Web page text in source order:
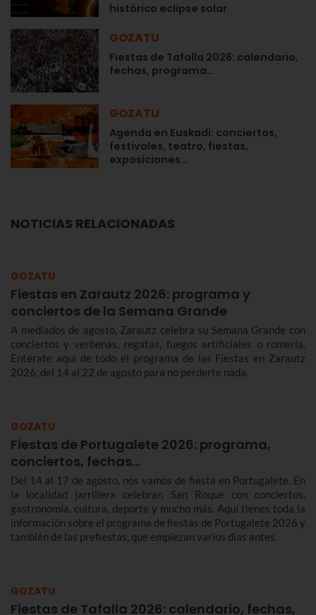
histórico eclipse solar
GOZATU
Fiestas de Tafalla 2026: calendario,
fechas, programa…
GOZATU
Agenda en Euskadi: conciertos,
festivales, teatro, fiestas,
exposiciones…
NOTICIAS RELACIONADAS
GOZATU
Fiestas en Zarautz 2026: programa y
conciertos de la Semana Grande
A mediados de agosto, Zarautz celebra su Semana Grande con
conciertos y verbenas, regatas, fuegos artificiales o romería.
Entérate aquí de todo el programa de las Fiestas en Zarautz
2026, del 14 al 22 de agosto para no perderte nada.
GOZATU
Fiestas de Portugalete 2026: programa,
conciertos, fechas…
Del 14 al 17 de agosto, nos vamos de fiesta en Portugalete. En
la localidad jarrillera celebran San Roque con conciertos,
gastronomía, cultura, deporte y mucho más. Aquí tienes toda la
información sobre el programa de fiestas de Portugalete 2026 y
también de las prefiestas, que empiezan varios días antes.
GOZATU
Fiestas de Tafalla 2026: calendario, fechas,